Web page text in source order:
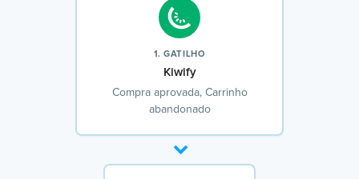
1. GATILHO
Kiwify
Compra aprovada, Carrinho
abandonado